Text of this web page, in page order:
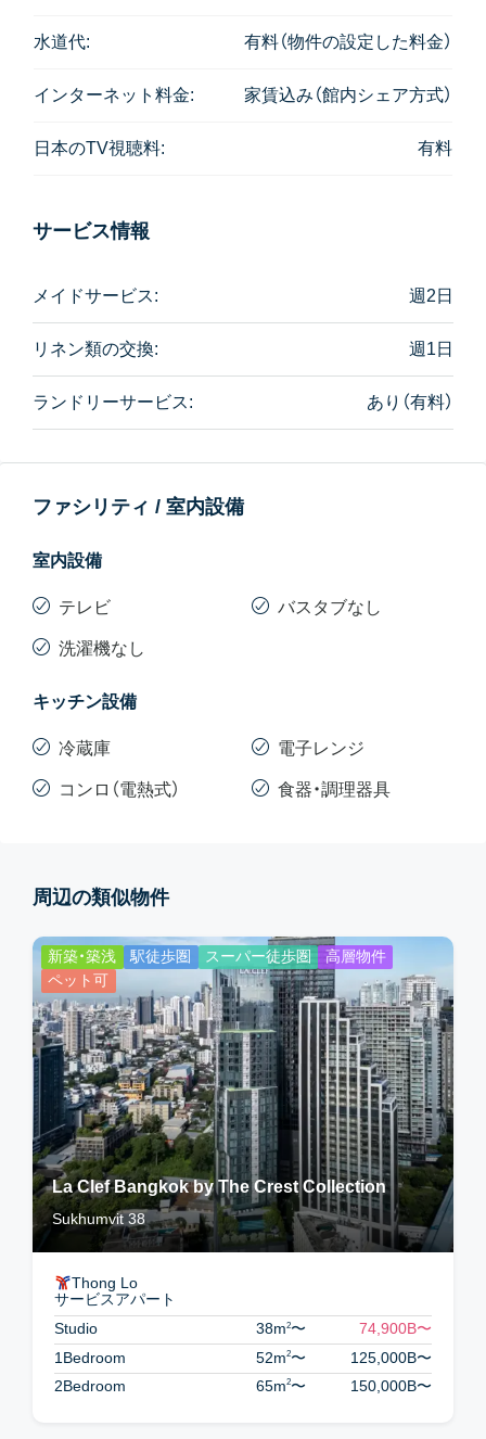
水道代: 有料（物件の設定した料金）
インターネット料金: 家賃込み（館内シェア方式）
日本のTV視聴料: 有料
サービス情報
メイドサービス: 週2日
リネン類の交換: 週1日
ランドリーサービス: あり（有料）
ファシリティ / 室内設備
室内設備
テレビ
洗濯機なし
バスタブなし
キッチン設備
冷蔵庫
コンロ（電熱式）
電子レンジ
食器・調理器具
周辺の類似物件
新築・築浅 駅徒歩圏 スーパー徒歩圏
高層物件
ペット可
La Clef Bangkok by The Crest Collection
Sukhumvit 38
Thong Lo
サービスアパート
Studio
38m2〜 74,900B〜
1Bedroom
52m2〜 125,000B〜
2Bedroom
65m2〜 150,000B〜